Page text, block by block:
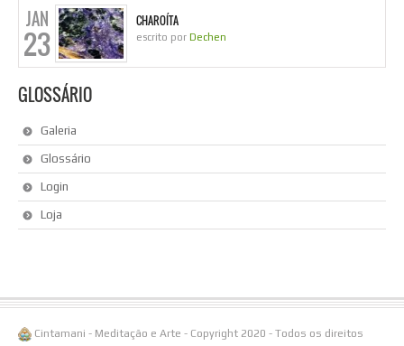
JAN
23
CHAROÍTA
escrito por Dechen
GLOSSÁRIO
Galeria
Glossário
Login
Loja
Cintamani - Meditação e Arte - Copyright 2020 - Todos os direitos